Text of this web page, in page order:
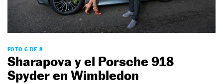
FOTO 6 DE 8
Sharapova y el Porsche 918
Spyder en Wimbledon